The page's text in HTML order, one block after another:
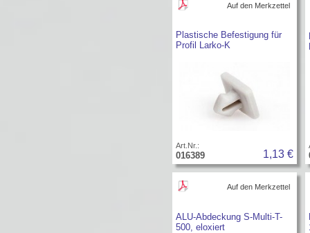
Auf den Merkzettel
Plastische Befestigung für
Profil Larko-K
Art.Nr.:
016389 1,13 €
Auf den Merkzettel
ALU-Abdeckung S-Multi-T-
500, eloxiert